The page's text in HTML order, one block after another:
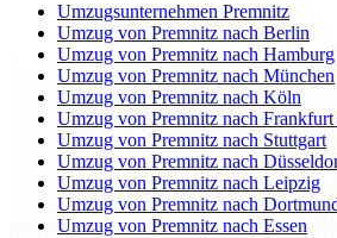
Umzugsunternehmen Premnitz
Umzug von Premnitz nach Berlin
Umzug von Premnitz nach Hamburg
Umzug von Premnitz nach München
Umzug von Premnitz nach Köln
Umzug von Premnitz nach
Umzug von Premnitz nach Stuttgart
Umzug von Premnitz nach
Umzug von Premnitz nach Leipzig
Umzug von Premnitz nach
Umzug von Premnitz nach Essen